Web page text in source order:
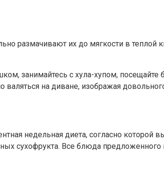
размачивают их до мягкости в теплой
занимайтесь с хула-хупом,
на диване, изображая
недельная диета, согласно
сухофрукта. Все блюда